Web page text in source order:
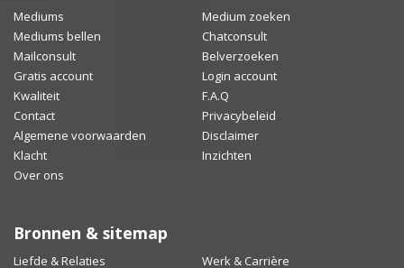
Mediums
Medium zoeken
Mediums bellen
Chatconsult
Mailconsult
Belverzoeken
Gratis account
Login account
Kwaliteit
F.A.Q
Contact
Privacybeleid
Algemene voorwaarden
Disclaimer
Klacht
Inzichten
Over ons
Bronnen & sitemap
Liefde & Relaties Werk & Carrière